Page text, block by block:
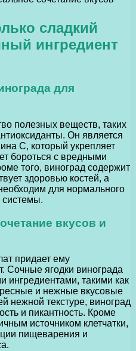
сладкий
ингредиент
для
полезных веществ, таких
Он является
С, который укрепляет
бороться с вредными
того, виноград содержит
здоровью костей, а
для нормального
вкусов и
придает ему
Сочные ягодки винограда
ингредиентами, такими как
и нежные вкусовые
нежной текстуре, виноград
и пикантность. Кроме
источником клетчатки,
пищеварения и